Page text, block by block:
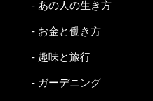
- あの人の生き方
- お金と働き方
- 趣味と旅行
- ガーデニング